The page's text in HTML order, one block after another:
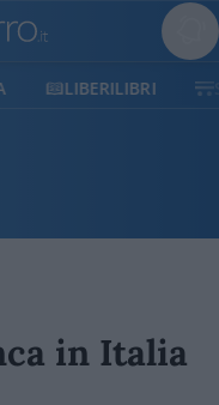
SHOP
in Italia